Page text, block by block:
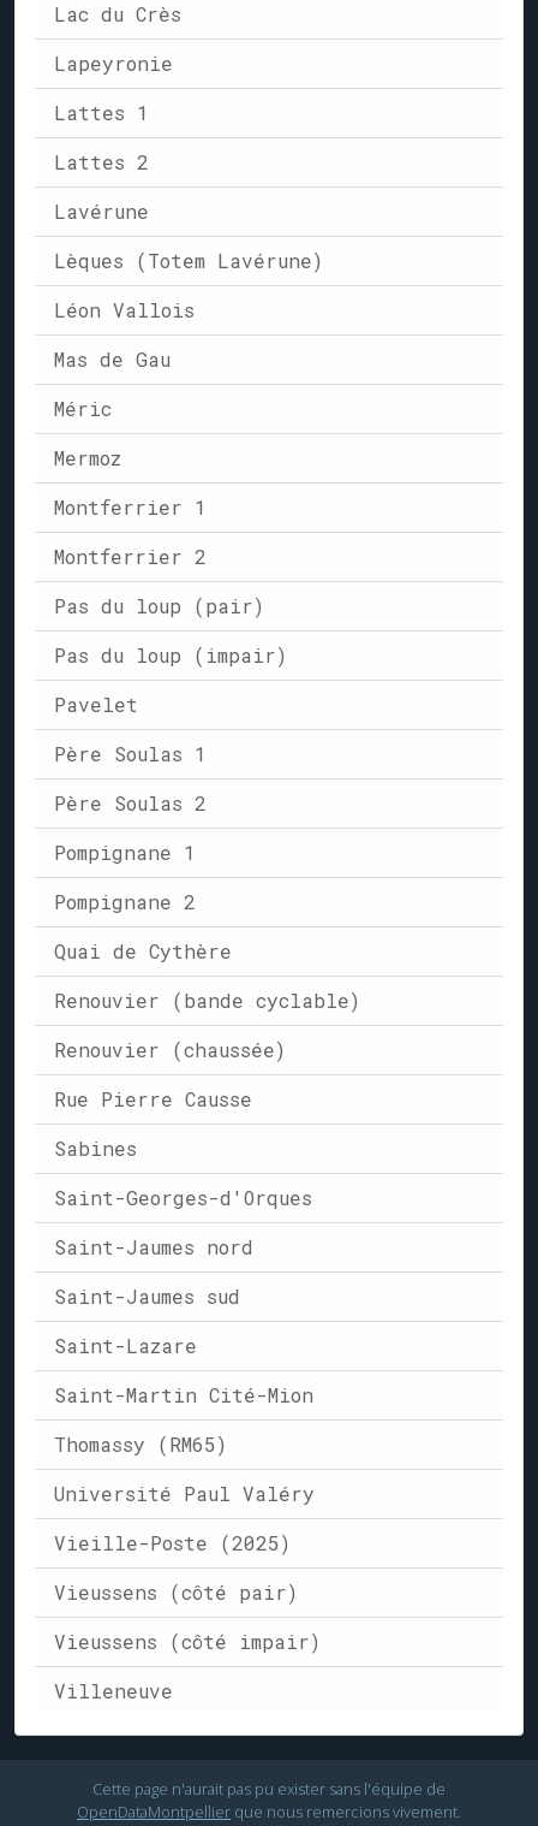
Lac du Crès
Lapeyronie
Lattes 1
Lattes 2
Lavérune
Lèques (Totem Lavérune)
Léon Vallois
Mas de Gau
Méric
Mermoz
Montferrier 1
Montferrier 2
Pas du loup (pair)
Pas du loup (impair)
Pavelet
Père Soulas 1
Père Soulas 2
Pompignane 1
Pompignane 2
Quai de Cythère
Renouvier (bande cyclable)
Renouvier (chaussée)
Rue Pierre Causse
Sabines
Saint-Georges-d'Orques
Saint-Jaumes nord
Saint-Jaumes sud
Saint-Lazare
Saint-Martin Cité-Mion
Thomassy (RM65)
Université Paul Valéry
Vieille-Poste (2025)
Vieussens (côté pair)
Vieussens (côté impair)
Villeneuve
Cette page n'aurait pas pu exister sans l'équipe de
OpenDataMontpellier que nous remercions vivement.